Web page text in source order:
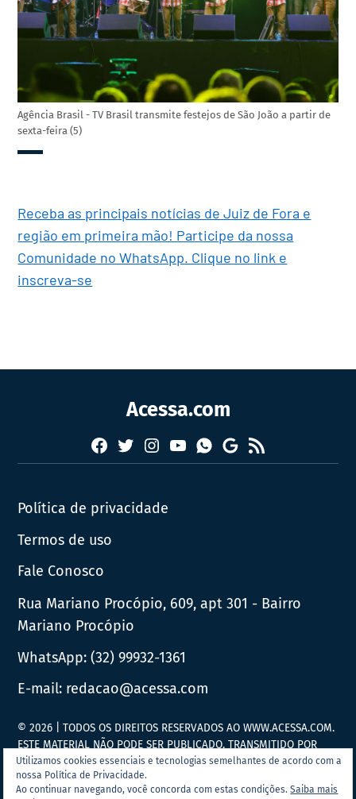
Agência Brasil - TV Brasil transmite festejos de São João a partir de
sexta-feira (5)
Receba as principais notícias de Juiz de Fora e
região em primeira mão! Participe da nossa
Comunidade no WhatsApp. Clique no link e
inscreva-se
Acessa.com
Facebook
TwitterInstagram
YouTubeWhatsapp
Google
News
RSS
Política de privacidade
Termos de uso
Fale Conosco
Rua Mariano Procópio, 609, apt 301 - Bairro
Mariano Procópio
WhatsApp:(32) 99932-1361
E-mail: redacao@acessa.com
Utilizamos cookies essenciais e tecnologias semelhantes de acordo com a
nossa Política de Privacidade.
Ao continuar navegando, você concorda com estas condições.Saiba mais
© 2026 | TODOS OS DIREITOS RESERVADOS AO WWW.ACESSA.COM.
ESTE MATERIAL NÃO PODE SER PUBLICADO, TRANSMITIDO POR
BROADCAST, REESCRITO OU REDISTRIBUÍDO SEM PRÉVIA
AUTORIZAÇÃO.